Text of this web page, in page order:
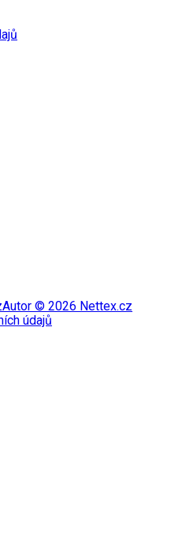
Autor © 2026 Nettex.cz
údajů